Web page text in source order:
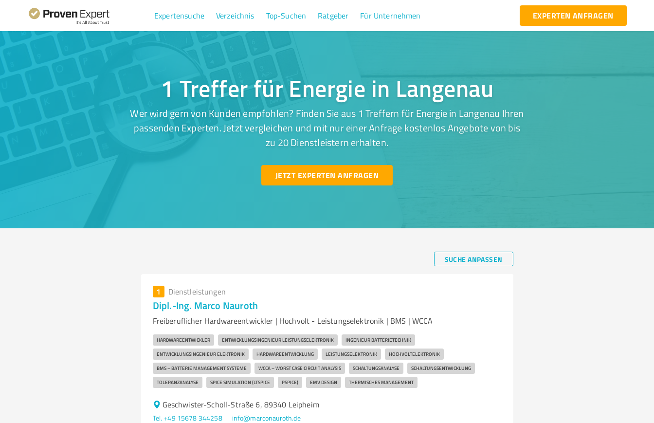
Expertensuche Verzeichnis Top-Suchen Ratgeber Für Unternehmen EXPERTEN ANFRAGEN
1 Treffer für Energie in Langenau
Wer wird gern von Kunden empfohlen? Finden Sie aus 1 Treffern für Energie in Langenau Ihren
passenden Experten. Jetzt vergleichen und mit nur einer Anfrage kostenlos Angebote von bis
zu 20 Dienstleistern erhalten.
JETZT EXPERTEN ANFRAGEN
SUCHE ANPASSEN
1 Dienstleistungen
Dipl.-Ing. Marco Nauroth
Freiberuflicher Hardwareentwickler | Hochvolt - Leistungselektronik | BMS | WCCA
HARDWAREENTWICKLER ENTWICKLUNGSINGENIEUR LEISTUNGSELEKTRONIK INGENIEUR BATTERIETECHNIK
ENTWICKLUNGSINGENIEUR ELEKTRONIK HARDWAREENTWICKLUNG LEISTUNGSELEKTRONIK HOCHVOLTELEKTRONIK
BMS – BATTERIE MANAGEMENT SYSTEME WCCA – WORST CASE CIRCUIT ANALYSIS SCHALTUNGSANALYSE SCHALTUNGSENTWICKLUNG
TOLERANZANALYSE SPICE SIMULATION (LTSPICE PSPICE) EMV DESIGN THERMISCHES MANAGEMENT
Geschwister-Scholl-Straße 6, 89340 Leipheim
Tel. +49 15678 344258 info@marconauroth.de